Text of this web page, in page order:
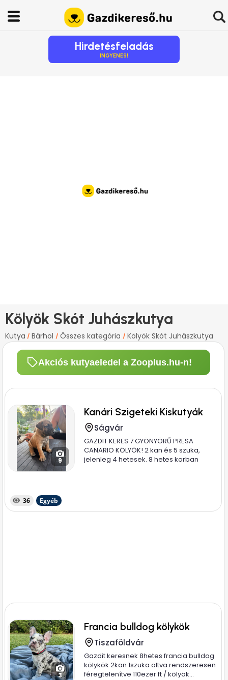
Hirdetésfeladás
INGYENES!
Kölyök Skót Juhászkutya
Kutya / Bárhol / Összes kategória / Kölyök Skót Juhászkutya
Akciós kutyaeledel a Zooplus.hu-n!
9
Kanári Szigeteki Kiskutyák
Ságvár
GAZDIT KERES 7 GYÖNYÖRŰ PRESA
CANARIO KÖLYÖK! 2 kan és 5 szuka,
jelenleg 4 hetesek. 8 hetes korban
36 Egyéb
3
Francia bulldog kölykök
Tiszaföldvár
Gazdit keresnek 8hetes francia bulldog
kölykök 2kan 1szuka oltva rendszeresen
féregtelenítve 110ezer ft / kölyök...